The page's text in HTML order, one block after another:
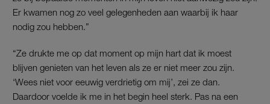
Er kwamen nog zo veel gelegenheden aan waarbij ik haar
nodig zou hebben.”
“Ze drukte me op dat moment op mijn hart dat ik moest
blijven genieten van het leven als ze er niet meer zou zijn.
‘Wees niet voor eeuwig verdrietig om mij’, zei ze dan.
Daardoor voelde ik me in het begin heel sterk. Pas na een